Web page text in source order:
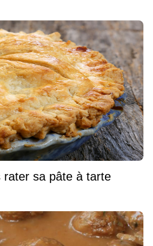
rater sa pâte à tarte